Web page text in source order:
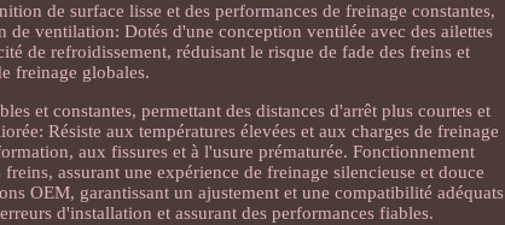
de surface lisse et des performances de freinage constantes,
ventilation: Dotés d'une conception ventilée avec des ailettes
de refroidissement, réduisant le risque de fade des freins et
freinage globales.
et constantes, permettant des distances d'arrêt plus courtes et
Résiste aux températures élevées et aux charges de freinage
aux fissures et à l'usure prématurée. Fonctionnement
assurant une expérience de freinage silencieuse et douce
OEM, garantissant un ajustement et une compatibilité adéquats
d'installation et assurant des performances fiables.